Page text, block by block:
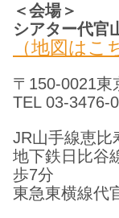
＜会場＞
シアター代官
（地図はこ
〒150-0021東
TEL 03-3476-
JR山手線恵
地下鉄日比谷
歩7分
東急東横線代